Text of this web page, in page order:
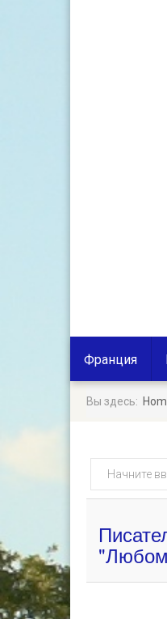
Франция
Вы здесь:
Начните
ввод
метки